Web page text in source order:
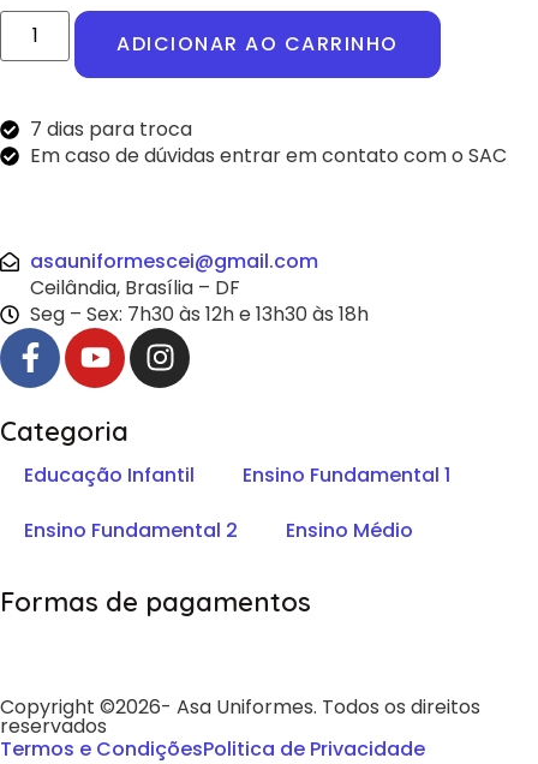
ADICIONAR AO CARRINHO
7 dias para troca
Em caso de dúvidas entrar em contato com o SAC
asauniformescei@gmail.com
Ceilândia, Brasília – DF
Seg – Sex: 7h30 às 12h e 13h30 às 18h
Categoria
Educação Infantil
Ensino Fundamental 1
Ensino Fundamental 2
Ensino Médio
Formas de pagamentos
Copyright ©2026- Asa Uniformes. Todos os direitos
reservados
Termos e CondiçõesPolitica de Privacidade